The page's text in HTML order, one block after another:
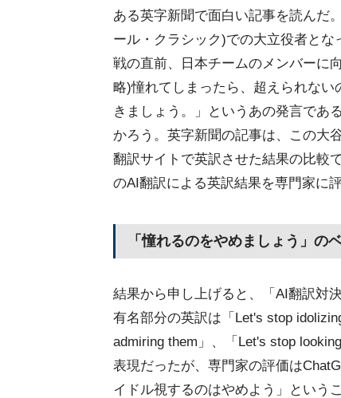
ある英字新聞で面白い記事を読んだ
ール・クラシック)での大立役者と
戦の直前、日本チームのメンバーに
略)憧れてしまったら、超えられな
きましょう。」というあの発言であ
かろう。英字新聞の記事は、この大
翻訳サイトで英訳させた結果の比較
のAI翻訳による英訳結果を専門家に
「憧れるのをやめましょう」の
結果から申し上げると、「AI翻訳対
有名部分の英訳は「Let's stop
admiring them」、「Let's stop
表現だったが、専門家の評価は
イドル視するのはやめよう」という